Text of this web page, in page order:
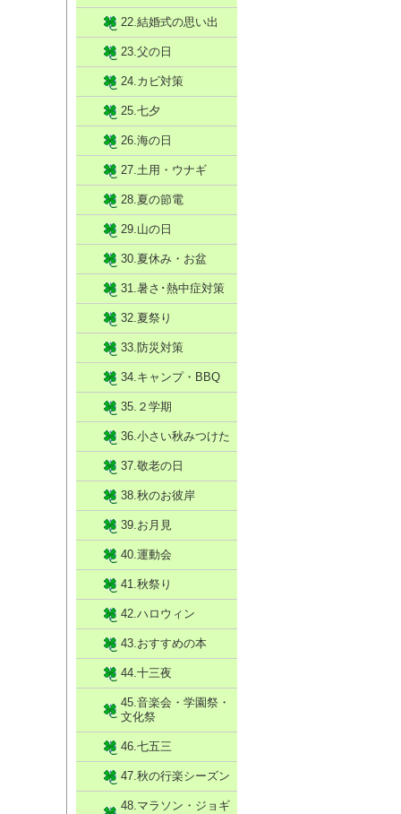
22.結婚式の思い出
23.父の日
24.カビ対策
25.七夕
26.海の日
27.土用・ウナギ
28.夏の節電
29.山の日
30.夏休み・お盆
31.暑さ･熱中症対策
32.夏祭り
33.防災対策
34.キャンプ・BBQ
35.２学期
36.小さい秋みつけた
37.敬老の日
38.秋のお彼岸
39.お月見
40.運動会
41.秋祭り
42.ハロウィン
43.おすすめの本
44.十三夜
45.音楽会・学園祭・
文化祭
46.七五三
47.秋の行楽シーズン
48.マラソン・ジョギ